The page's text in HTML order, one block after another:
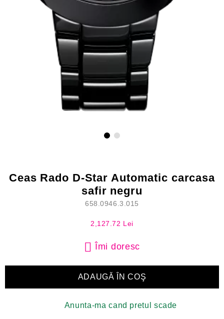
Ceas Rado D-Star Automatic carcasa
safir negru
658.0946.3.015
2,127.72 Lei
Îmi doresc
Anunta-ma cand pretul scade